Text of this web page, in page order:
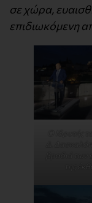
σε χώρα,
επιδιωκόμενη